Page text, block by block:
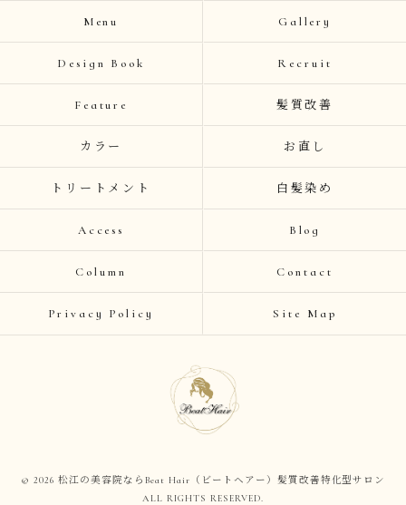
Menu Gallery
Design Book Recruit
Feature 髪質改善
カラー お直し
トリートメント 白髪染め
Access Blog
Column Contact
Privacy Policy Site Map
© 2026 松江の美容院ならBeat Hair（ビートヘアー）髪質改善特化型サロン
ALL RIGHTS RESERVED.